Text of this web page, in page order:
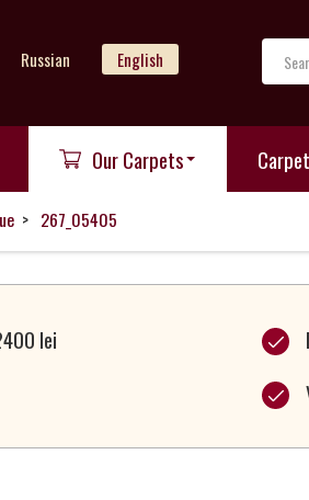
Russian English
Our Carpets
267_05405
lei